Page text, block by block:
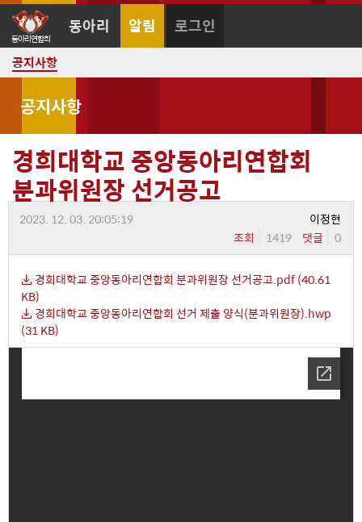
동아리 알림 로그인
공지사항
공지사항
경희대학교 중앙동아리연합회
분과위원장 선거공고
이정현
2023. 12. 03. 20:05:19
조회
1419 댓글 0
경희대학교 중앙동아리연합회 분과위원장 선거공고.pdf (40.61
KB)
경희대학교 중앙동아리연합회 선거 제출 양식(분과위원장).hwp
(31 KB)